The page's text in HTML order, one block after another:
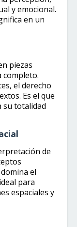
y emocional.
en un
piezas
completo.
el derecho
Es el que
su totalidad
de
el
para
espaciales y